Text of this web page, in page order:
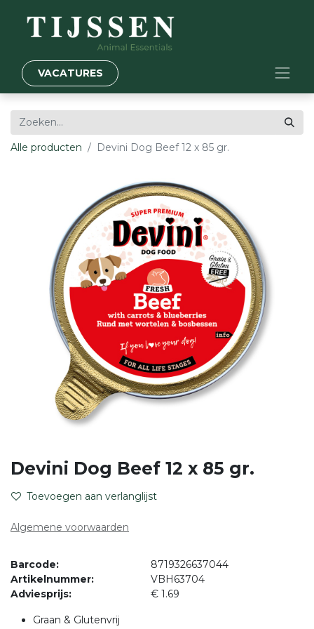
VACATURES
Alle producten Devini Dog Beef 12 x 85 gr.
Devini Dog Beef 12 x 85 gr.
Toevoegen aan verlanglijst
Algemene voorwaarden
Barcode:
8719326637044
Artikelnummer:
VBH63704
Adviesprijs:
€ 1.69
Graan & Glutenvrij